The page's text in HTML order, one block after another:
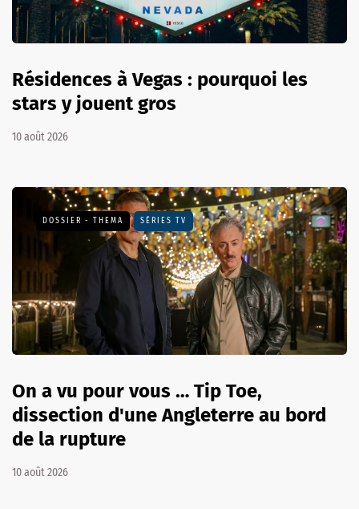
Résidences à Vegas : pourquoi les
stars y jouent gros
10 août 2026
DOSSIER - THEMA SÉRIES TV
On a vu pour vous … Tip Toe,
dissection d'une Angleterre au bord
de la rupture
10 août 2026